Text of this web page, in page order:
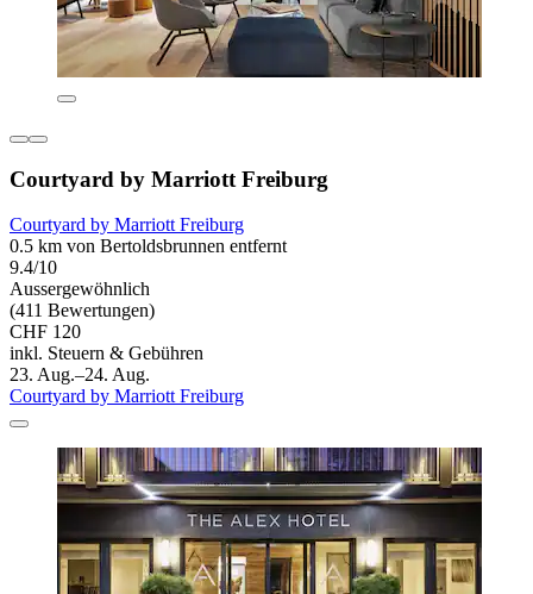
Courtyard by Marriott Freiburg
Courtyard by Marriott Freiburg
0.5 km von Bertoldsbrunnen entfernt
9.4/10
Aussergewöhnlich
(411 Bewertungen)
CHF 120
inkl. Steuern & Gebühren
23. Aug.–24. Aug.
Courtyard by Marriott Freiburg